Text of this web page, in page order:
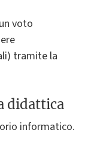
voto
tramite la
didattica
informatico.